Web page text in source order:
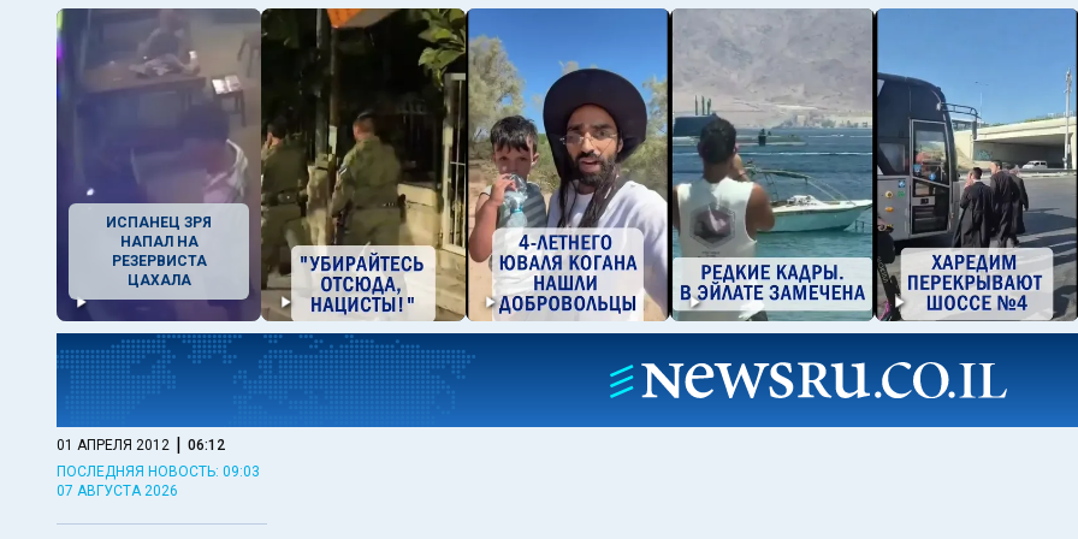
ИСПАНЕЦ ЗРЯ
НАПАЛ НА
РЕЗЕРВИСТА
ЦАХАЛА
01 АПРЕЛЯ 2012 | 06:12
ПОСЛЕДНЯЯ НОВОСТЬ: 09:03
07 АВГУСТА 2026